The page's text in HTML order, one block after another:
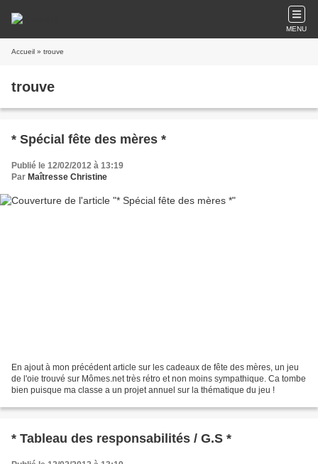
MENU
Accueil » trouve
trouve
* Spécial fête des mères *
Publié le 12/02/2012 à 13:19
Par Maîtresse Christine
En ajout à mon précédent article sur les cadeaux de fête des mères, un jeu
de l'oie trouvé sur Mômes.net très rétro et non moins sympathique. Ca tombe
bien puisque ma classe a un projet annuel sur la thématique du jeu !
* Tableau des responsabilités / G.S *